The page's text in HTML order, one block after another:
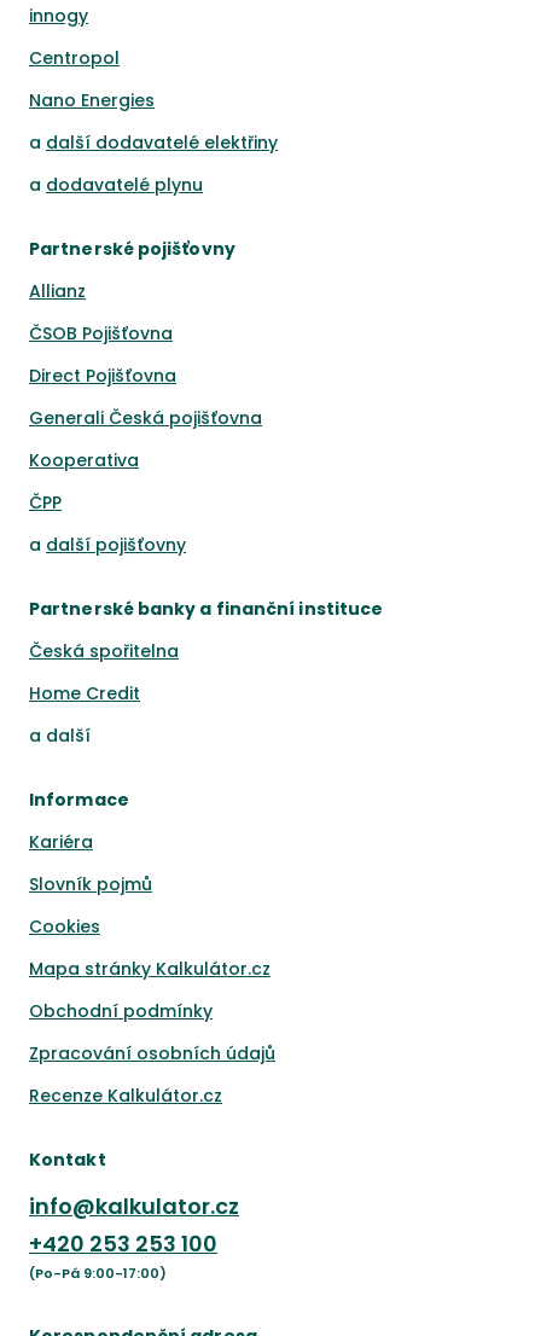
innogy
Centropol
Nano Energies
a další dodavatelé elektřiny
a dodavatelé plynu
Partnerské pojišťovny
Allianz
ČSOB Pojišťovna
Direct Pojišťovna
Generali Česká pojišťovna
Kooperativa
ČPP
a další pojišťovny
Partnerské banky a finanční instituce
Česká spořitelna
Home Credit
a další
Informace
Kariéra
Slovník pojmů
Cookies
Mapa stránky Kalkulátor.cz
Obchodní podmínky
Zpracování osobních údajů
Recenze Kalkulátor.cz
Kontakt
info@kalkulator.cz
+420 253 253 100
(Po-Pá 9:00-17:00)